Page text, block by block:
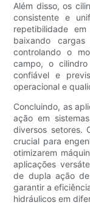
Além disso, os
consistente e
repetibilidade
baixando
controlando o
campo, o
confiável e
operacional e
Concluindo, as
ação em
diversos setores.
crucial para
otimizarem
aplicações
de dupla ação
garantir a
hidráulicos em